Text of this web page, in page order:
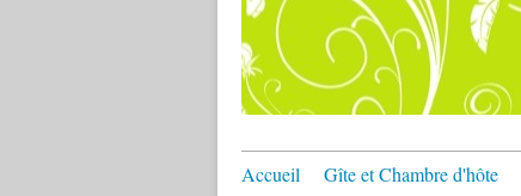
Accueil Gîte et Chambre d'hôte